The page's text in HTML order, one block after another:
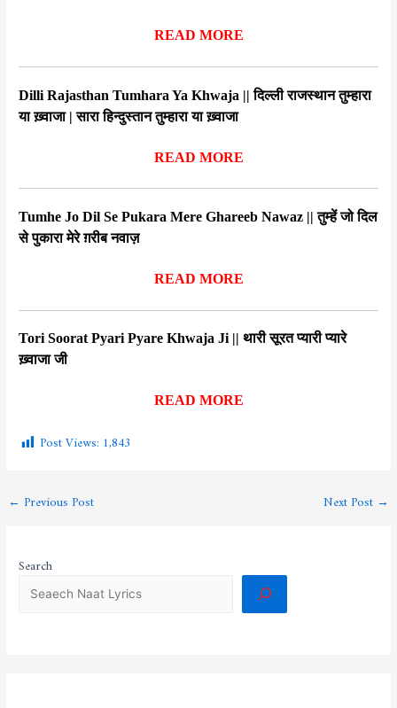
READ MORE
Dilli Rajasthan Tumhara Ya Khwaja || दिल्ली राजस्थान तुम्हारा
या ख़्वाजा | सारा हिन्दुस्तान तुम्हारा या ख़्वाजा
READ MORE
Tumhe Jo Dil Se Pukara Mere Ghareeb Nawaz || तुम्हें जो दिल
से पुकारा मेरे ग़रीब नवाज़
READ MORE
Tori Soorat Pyari Pyare Khwaja Ji || थारी सूरत प्यारी प्यारे
ख़्वाजा जी
READ MORE
Post Views:1,843
← Previous Post Next Post→
Search